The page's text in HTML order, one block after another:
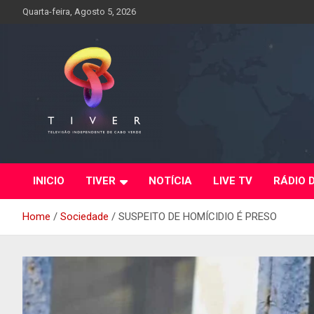
Quarta-feira, Agosto 5, 2026
INICIO TIVER NOTÍCIA LIVE TV RÁDIO
Home Sociedade SUSPEITO DE HOMÍCIDIO É PRESO